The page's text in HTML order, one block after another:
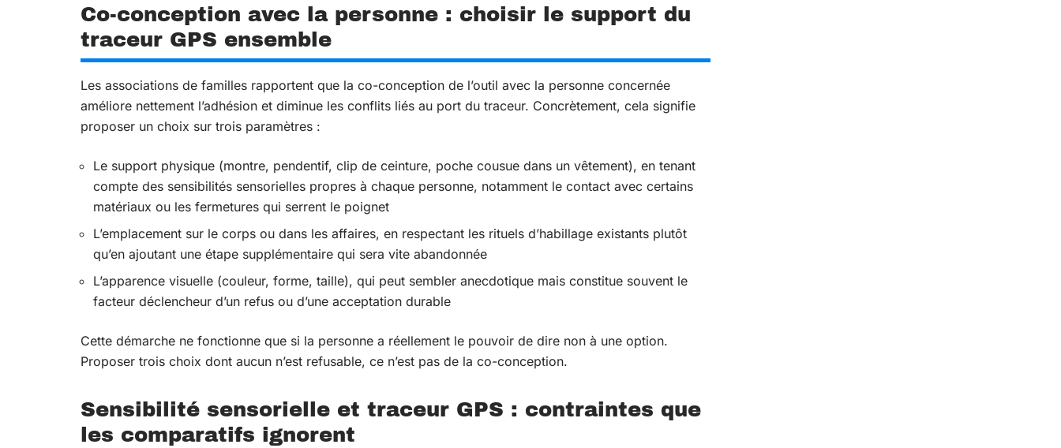
Co-conception avec la personne : choisir le support du
traceur GPS ensemble
Les associations de familles rapportent que la co-conception de l’outil avec la personne concernée
améliore nettement l’adhésion et diminue les conflits liés au port du traceur. Concrètement, cela signifie
proposer un choix sur trois paramètres :
Le support physique (montre, pendentif, clip de ceinture, poche cousue dans un vêtement), en tenant
compte des sensibilités sensorielles propres à chaque personne, notamment le contact avec certains
matériaux ou les fermetures qui serrent le poignet
L’emplacement sur le corps ou dans les affaires, en respectant les rituels d’habillage existants plutôt
qu’en ajoutant une étape supplémentaire qui sera vite abandonnée
L’apparence visuelle (couleur, forme, taille), qui peut sembler anecdotique mais constitue souvent le
facteur déclencheur d’un refus ou d’une acceptation durable
Cette démarche ne fonctionne que si la personne a réellement le pouvoir de dire non à une option.
Proposer trois choix dont aucun n’est refusable, ce n’est pas de la co-conception.
Sensibilité sensorielle et traceur GPS : contraintes que
les comparatifs ignorent